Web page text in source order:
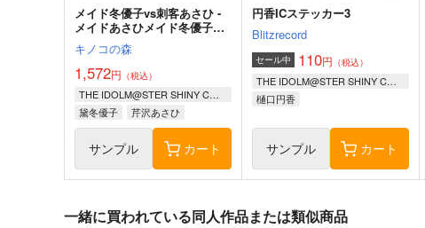
メイド冬優子vs刺客あさひ -
メイドあさひメイド冬優子メ
イド愛依が戦う本-
キノコの森
1,572円 （税込）
THE IDOLM@STER SHINY COLORS
黛冬優子
芹沢あさひ
和泉愛依
サンプル カート
円香ICステッカー3
Blitzrecord
セール中 110円 （税込）
THE IDOLM@STER SHINY COLORS
樋口円香
サンプル カート
一緒に買われている同人作品または類似商品